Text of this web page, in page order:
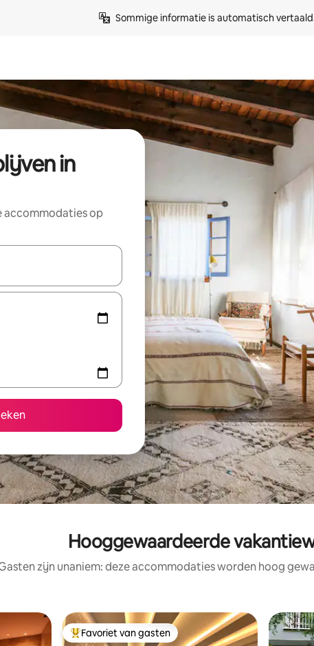
Sommige informatie is automatisch
in
accommodaties op
zijn, maak je een keuze met je de pijltjestoetsen omhoog
Hooggewaardeerde
zijn unaniem: deze accommodaties worden hoog
Topfavoriet van gasten
Favoriet van gasten